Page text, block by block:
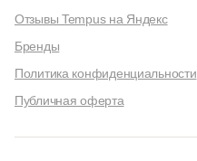
Отзывы Tempus на Яндекс
Бренды
Политика конфиденциальности
Публичная оферта